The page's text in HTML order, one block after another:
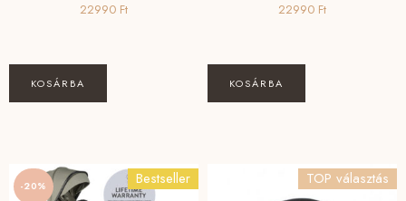
22990 Ft
KOSÁRBA
22990 Ft
KOSÁRBA
-20% Bestseller TOP választás